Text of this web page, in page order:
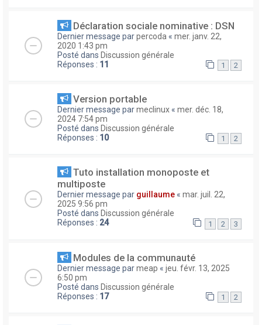
Déclaration sociale nominative : DSN
Dernier message parpercoda « mer. janv. 22,
2020 1:43 pm
Posté dans Discussion générale
Réponses : 11 1 2
Version portable
Dernier message parmeclinux « mer. déc. 18,
2024 7:54 pm
Posté dans Discussion générale
Réponses : 10 1 2
Tuto installation monoposte et
multiposte
Dernier message par guillaume « mar. juil. 22,
2025 9:56 pm
Posté dans Discussion générale
Réponses : 24 1 2 3
Modules de la communauté
Dernier message parmeap « jeu. févr. 13, 2025
6:50 pm
Posté dans Discussion générale
Réponses : 17 1 2